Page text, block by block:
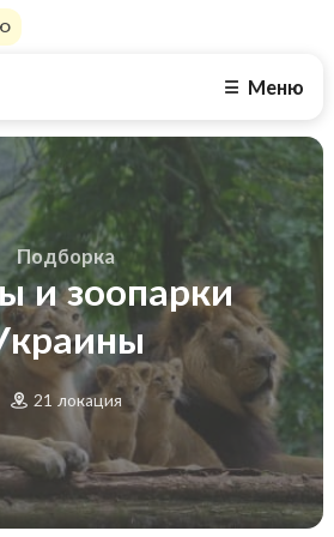
☰ Меню
Подборка
и зоопарки
21 локация